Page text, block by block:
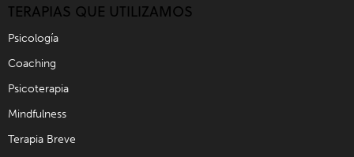
TERAPIAS QUE UTILIZAMOS
Psicología
Coaching
Psicoterapia
Mindfulness
Terapia Breve